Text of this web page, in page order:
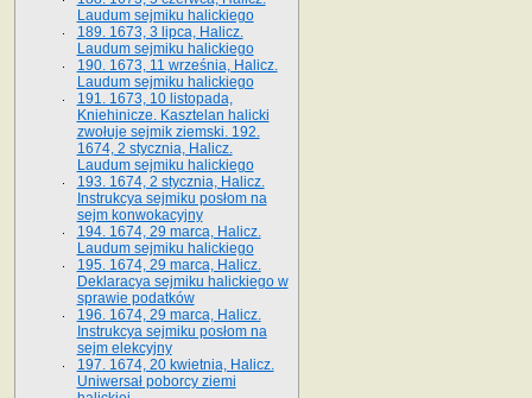
Laudum sejmiku halickiego
189. 1673, 3 lipca, Halicz.
Laudum sejmiku halickiego
190. 1673, 11 września, Halicz.
Laudum sejmiku halickiego
191. 1673, 10 listopada,
Kniehinicze. Kasztelan halicki
zwołuje sejmik ziemski. 192.
1674, 2 stycznia, Halicz.
Laudum sejmiku halickiego
193. 1674, 2 stycznia, Halicz.
Instrukcya sejmiku posłom na
sejm konwokacyjny
194. 1674, 29 marca, Halicz.
Laudum sejmiku halickiego
195. 1674, 29 marca, Halicz.
Deklaracya sejmiku halickiego w
sprawie podatków
196. 1674, 29 marca, Halicz.
Instrukcya sejmiku posłom na
sejm elekcyjny
197. 1674, 20 kwietnia, Halicz.
Uniwersał poborcy ziemi